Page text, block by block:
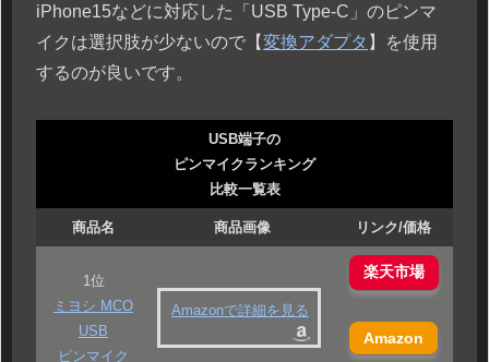
iPhone15などに対応した「USB Type-C」のピンマ
イクは選択肢が少ないので【変換アダプタ 】を使用
するのが良いです。
USB端子の
ピンマイクランキング
比較一覧表
商品名 商品画像 リンク/価格
1位
ミヨシ MCO
USB
ピンマイク
Amazonで詳細を見る
楽天市場
Amazon